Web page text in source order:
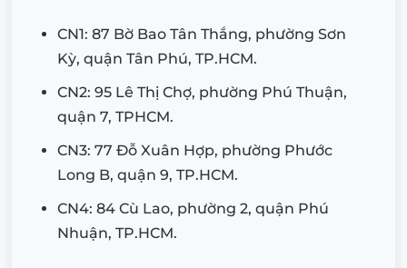
CN1: 87 Bờ Bao Tân Thắng, phường Sơn
Kỳ, quận Tân Phú, TP.HCM.
CN2: 95 Lê Thị Chợ, phường Phú Thuận,
quận 7, TPHCM.
CN3: 77 Đỗ Xuân Hợp, phường Phước
Long B, quận 9, TP.HCM.
CN4: 84 Cù Lao, phường 2, quận Phú
Nhuận, TP.HCM.